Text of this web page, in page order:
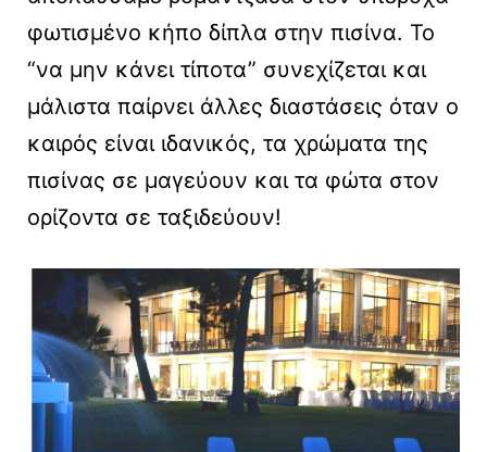
φωτισμένο κήπο δίπλα στην πισίνα. Το
“να μην κάνει τίποτα” συνεχίζεται και
μάλιστα παίρνει άλλες διαστάσεις όταν ο
καιρός είναι ιδανικός, τα χρώματα της
πισίνας σε μαγεύουν και τα φώτα στον
ορίζοντα σε ταξιδεύουν!